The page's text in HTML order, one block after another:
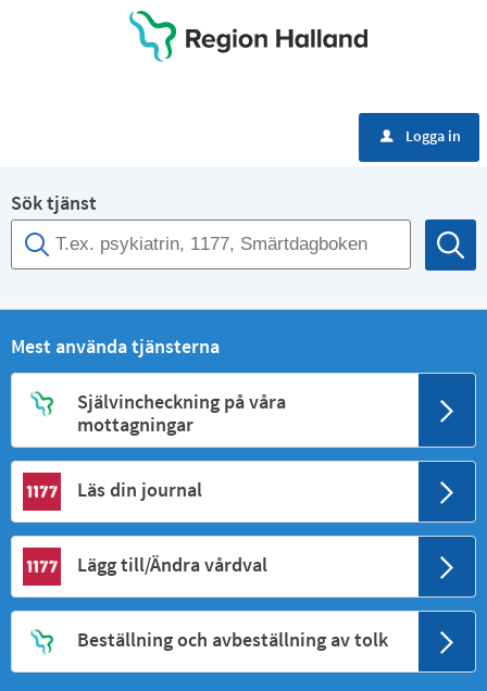
u Logga in
Sök tjänst
Mest använda tjänsterna
Självincheckning på våra
mottagningar
Läs din journal
Lägg till/Ändra vårdval
Beställning och avbeställning av tolk